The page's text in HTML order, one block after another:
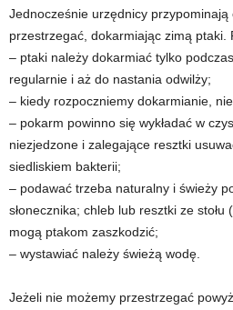
Jednocześnie urzędnicy
przestrzegać, dokarmiając zimą ptaki.
– ptaki należy dokarmiać tylko
regularnie i aż do nastania odwilży;
– kiedy rozpoczniemy dokarmianie,
– pokarm powinno się wykładać w
niezjedzone i zalegające resztki
siedliskiem bakterii;
– podawać trzeba naturalny i świeży
słonecznika; chleb lub resztki ze stołu
mogą ptakom zaszkodzić;
– wystawiać należy świeżą wodę.
Jeżeli nie możemy przestrzegać